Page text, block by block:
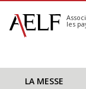
S'abonner
Calendrier
les
LA MESSE